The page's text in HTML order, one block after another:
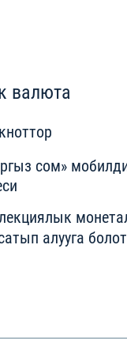
валюта
сом»
алууга болот